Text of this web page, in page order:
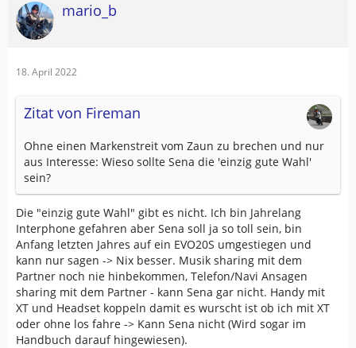
mario_b
18. April 2022
Zitat von Fireman
Ohne einen Markenstreit vom Zaun zu brechen und nur
aus Interesse: Wieso sollte Sena die 'einzig gute Wahl'
sein?
Die "einzig gute Wahl" gibt es nicht. Ich bin Jahrelang
Interphone gefahren aber Sena soll ja so toll sein, bin
Anfang letzten Jahres auf ein EVO20S umgestiegen und
kann nur sagen -> Nix besser. Musik sharing mit dem
Partner noch nie hinbekommen, Telefon/Navi Ansagen
sharing mit dem Partner - kann Sena gar nicht. Handy mit
XT und Headset koppeln damit es wurscht ist ob ich mit XT
oder ohne los fahre -> Kann Sena nicht (Wird sogar im
Handbuch darauf hingewiesen).